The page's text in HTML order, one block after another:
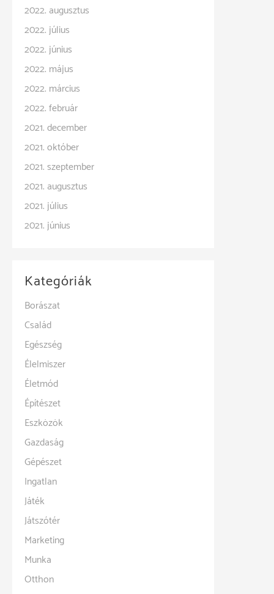
2022. augusztus
2022. július
2022. június
2022. május
2022. március
2022. február
2021. december
2021. október
2021. szeptember
2021. augusztus
2021. július
2021. június
Kategóriák
Borászat
Család
Egészség
Élelmiszer
Életmód
Építészet
Eszközök
Gazdaság
Gépészet
Ingatlan
Játék
Játszótér
Marketing
Munka
Otthon